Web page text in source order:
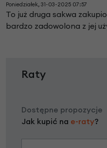
Poniedziałek, 31-03-2025 07:57
To już druga sakwa
bardzo zadowolona z jej
Raty
Dostępne propozycje
Jak kupić na e-raty?